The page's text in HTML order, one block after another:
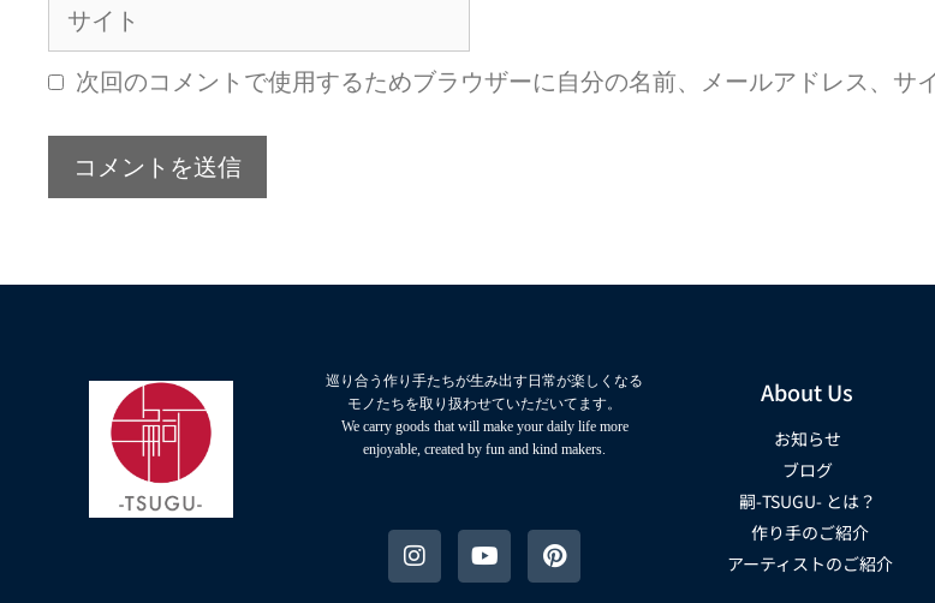
次回のコメントで使用するためブラウザーに自分の名前、メールアドレス、サ
巡り合う作り手たちが生み出す日常が楽しくなる
モノたちを取り扱わせていただいてます。
We carry goods that will make your daily life more
enjoyable, created by fun and kind makers.
About Us
お知らせ
ブログ
嗣-TSUGU- とは？
作り手のご紹介
アーティストのご紹介